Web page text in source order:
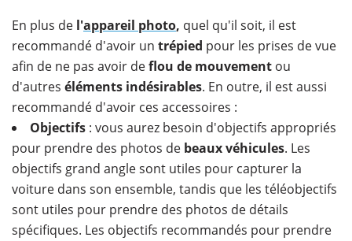
En plus de l'appareil photo, quel qu'il soit, il est
recommandé d'avoir un trépied pour les prises de vue
afin de ne pas avoir deflou de mouvement ou
d'autres éléments indésirables. En outre, il est aussi
recommandé d'avoir ces accessoires :
Objectifs : vous aurez besoin d'objectifs appropriés
pour prendre des photos de beaux véhicules. Les
objectifs grand angle sont utiles pour capturer la
voiture dans son ensemble, tandis que les téléobjectifs
sont utiles pour prendre des photos de détails
spécifiques. Les objectifs recommandés pour prendre